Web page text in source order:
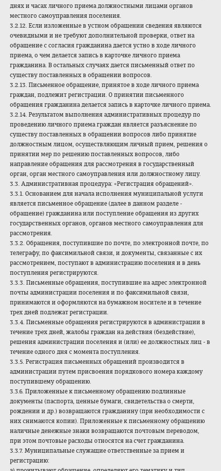
днях и часах личного приема должностными лицами органов
местного самоуправления поселения.
3.2.12. Если изложенные в устном обращении сведения являются
очевидными и не требуют дополнительной проверки, ответ на
обращение с согласия гражданина дается устно в ходе личного
приема, о чем делается запись в карточке личного приема
гражданина. В остальных случаях дается письменный ответ по
существу поставленных в обращении вопросов.
3.2.13. Письменное обращение, принятое в ходе личного приема
граждан, подлежит регистрации. О принятии письменного
обращения гражданина делается запись в карточке личного приема.
3.2.14. Результатом выполнения административных процедур по
проведению личного приема граждан является разъяснение по
существу поставленных в обращении вопросов либо принятие
должностным лицом, осуществляющим личный прием, решения о
принятии мер по решению поставленных вопросов, либо
направление обращения для рассмотрения в государственный
орган, орган местного самоуправления или должностному лицу.
3.3. Административная процедура: «Регистрация обращений».
3.3.1. Основанием для начала исполнения муниципальной услуги
является письменное обращение (далее в данном разделе -
обращение) гражданина или поступление обращения из других
государственных органов, органов местного самоуправления для
рассмотрения.
3.3.2. Обращения, поступившие по почте, по электронной почте, по
телеграфу, по факсимильной связи, и документы, связанные с их
рассмотрением, поступают в администрацию поселения и в день
поступления регистрируются.
3.3.3. Письменные обращения, поступившие на адрес электронной
почты администрации поселения и по факсимильной связи,
принимаются и оформляются на бумажном носителе и в течение
трех дней подлежат регистрации.
3.3.4. Письменные обращения регистрируются в администрации в
течение трех дней, жалобы граждан на действия (бездействие),
решения администрации поселения и (или) ее должностных лиц - в
течение одного дня с момента поступления.
3.3.5. Регистрация письменных обращений производится в
администрации путем присвоения порядкового номера каждому
поступившему обращению.
3.3.6. Приложенные к письменному обращению подлинные
документы (паспорта, ценные бумаги, свидетельства о смерти,
рождении и др.) возвращаются гражданину (при необходимости с
них снимаются копии). Приложенные к письменному обращению
наличные денежные знаки возвращаются почтовым переводом,
при этом почтовые расходы относятся на счет гражданина.
3.3.7. Муниципальные служащие ответственные за прием и
регистрацию: